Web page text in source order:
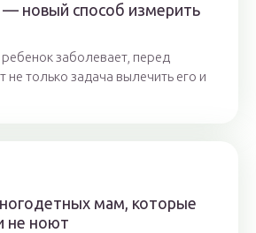
— новый способ измерить
заболевает, перед
не только задача вылечить его и
мам, которые
не ноют